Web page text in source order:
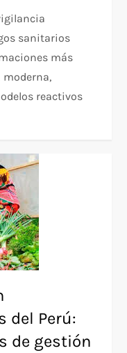
sanitarios
más
reactivos
del Perú:
de gestión